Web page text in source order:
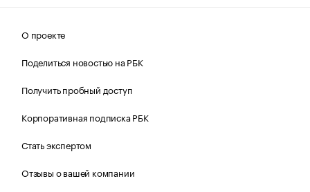
О проекте
Поделиться новостью на РБК
Получить пробный доступ
Корпоративная подписка РБК
Стать экспертом
Отзывы о вашей компании